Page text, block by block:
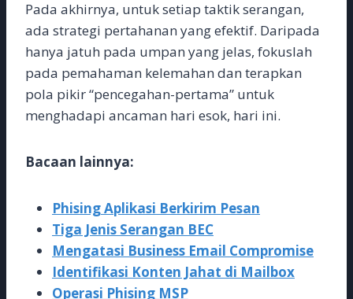
Pada akhirnya, untuk setiap taktik serangan,
ada strategi pertahanan yang efektif. Daripada
hanya jatuh pada umpan yang jelas, fokuslah
pada pemahaman kelemahan dan terapkan
pola pikir “pencegahan-pertama” untuk
menghadapi ancaman hari esok, hari ini.
Bacaan lainnya:
Phising Aplikasi Berkirim Pesan
Tiga Jenis Serangan BEC
Mengatasi Business Email Compromise
Identifikasi Konten Jahat di Mailbox
Operasi Phising MSP